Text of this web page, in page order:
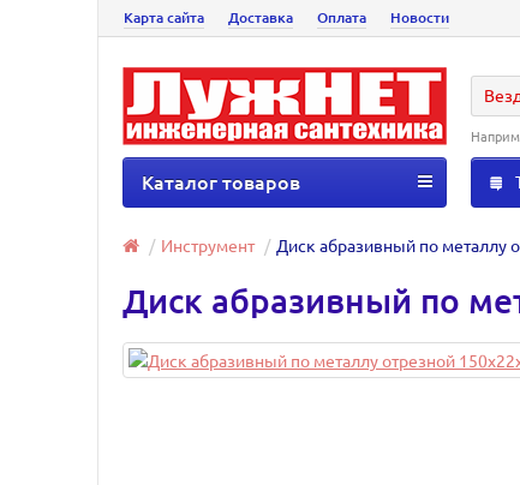
Карта сайта Доставка Оплата Новости
Каталог товаров
Инструмент Диск абразивный по металлу
Диск абразивный по